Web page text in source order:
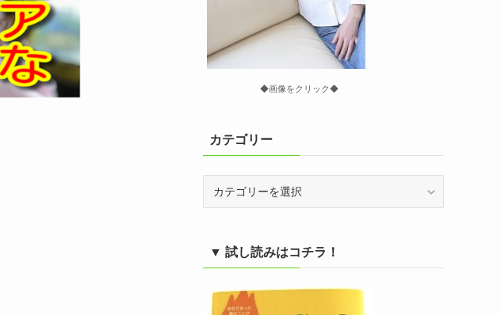
◆画像をクリック◆
カテゴリー
ー▼ 試し読みはコチラ！